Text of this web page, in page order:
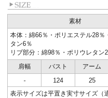
素材
本体：綿66％・ポリエステル28％
タン6％
リブ部分：綿98％・ポリウレタン
肩幅 バスト アーム
-
124 25
表示サイズは平置き実寸サイズ（